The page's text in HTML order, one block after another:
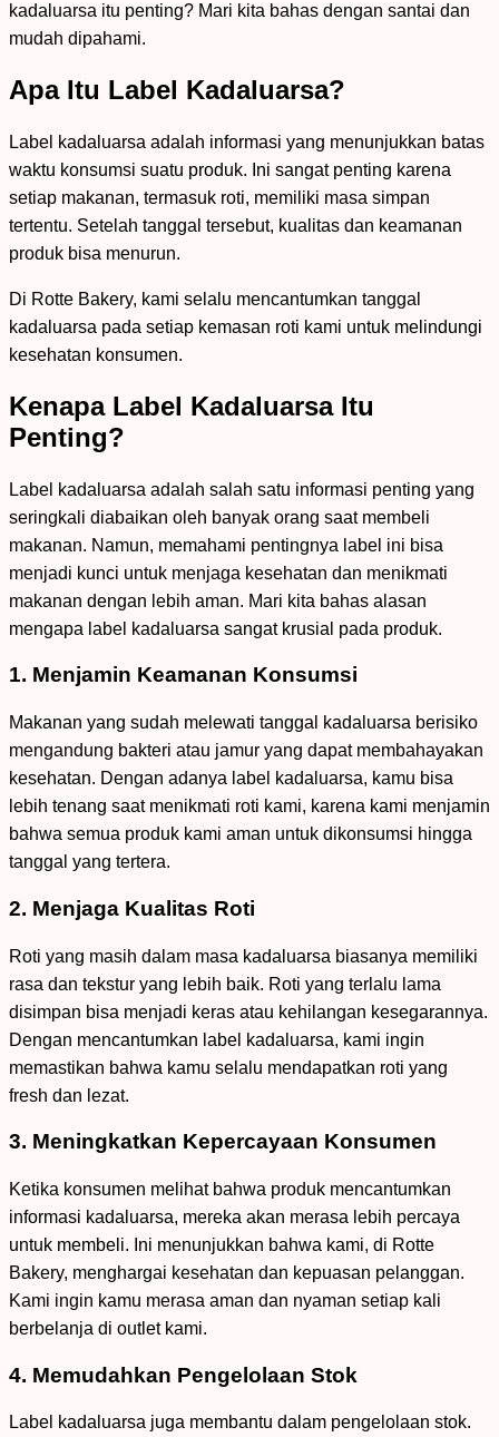
kadaluarsa itu penting? Mari kita bahas dengan santai dan
mudah dipahami.
Apa Itu Label Kadaluarsa?
Label kadaluarsa adalah informasi yang menunjukkan batas
waktu konsumsi suatu produk. Ini sangat penting karena
setiap makanan, termasuk roti, memiliki masa simpan
tertentu. Setelah tanggal tersebut, kualitas dan keamanan
produk bisa menurun.
Di Rotte Bakery, kami selalu mencantumkan tanggal
kadaluarsa pada setiap kemasan roti kami untuk melindungi
kesehatan konsumen.
Kenapa Label Kadaluarsa Itu
Penting?
Label kadaluarsa adalah salah satu informasi penting yang
seringkali diabaikan oleh banyak orang saat membeli
makanan. Namun, memahami pentingnya label ini bisa
menjadi kunci untuk menjaga kesehatan dan menikmati
makanan dengan lebih aman. Mari kita bahas alasan
mengapa label kadaluarsa sangat krusial pada produk.
1. Menjamin Keamanan Konsumsi
Makanan yang sudah melewati tanggal kadaluarsa berisiko
mengandung bakteri atau jamur yang dapat membahayakan
kesehatan. Dengan adanya label kadaluarsa, kamu bisa
lebih tenang saat menikmati roti kami, karena kami menjamin
bahwa semua produk kami aman untuk dikonsumsi hingga
tanggal yang tertera.
2. Menjaga Kualitas Roti
Roti yang masih dalam masa kadaluarsa biasanya memiliki
rasa dan tekstur yang lebih baik. Roti yang terlalu lama
disimpan bisa menjadi keras atau kehilangan kesegarannya.
Dengan mencantumkan label kadaluarsa, kami ingin
memastikan bahwa kamu selalu mendapatkan roti yang
fresh dan lezat.
3. Meningkatkan Kepercayaan Konsumen
Ketika konsumen melihat bahwa produk mencantumkan
informasi kadaluarsa, mereka akan merasa lebih percaya
untuk membeli. Ini menunjukkan bahwa kami, di Rotte
Bakery, menghargai kesehatan dan kepuasan pelanggan.
Kami ingin kamu merasa aman dan nyaman setiap kali
berbelanja di outlet kami.
4. Memudahkan Pengelolaan Stok
Label kadaluarsa juga membantu dalam pengelolaan stok.